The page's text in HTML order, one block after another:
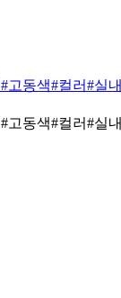
#고동색#컬러#실내
#고동색#컬러#실내